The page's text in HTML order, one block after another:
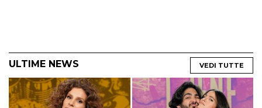
ULTIME NEWS VEDI TUTTE